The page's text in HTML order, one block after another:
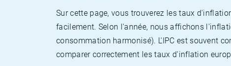
Sur cette page, vous trouverez les taux
facilement. Selon l'année, nous affichons
consommation harmonisé). L'IPC est souvent
comparer correctement les taux d'inflation